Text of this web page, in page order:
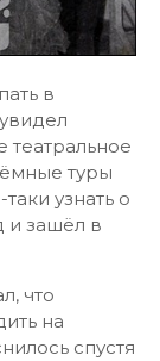
в
театральное
туры
узнать о
и зашёл в
что
на
спустя